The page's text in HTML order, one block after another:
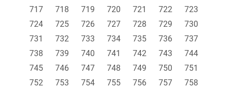
717
718 719 720 721 722
723
724
725 726 727 728 729
730
731
732 733 734 735 736
737
738
739 740 741 742 743
744
745
746 747 748 749 750
751
752
753 754 755 756 757
758